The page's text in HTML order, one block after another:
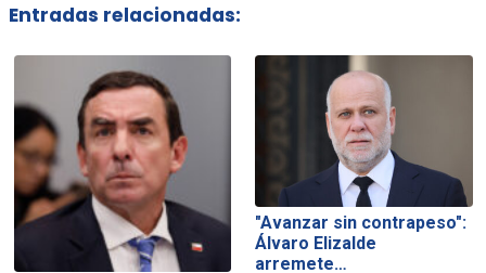
Entradas relacionadas:
"Avanzar sin contrapeso":
Álvaro Elizalde
arremete…